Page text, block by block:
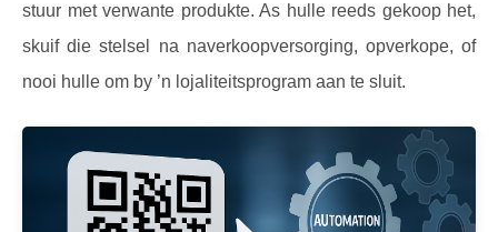
stuur met verwante produkte. As hulle reeds gekoop het,
skuif die stelsel na naverkoopversorging, opverkope, of
nooi hulle om by ’n lojaliteitsprogram aan te sluit.